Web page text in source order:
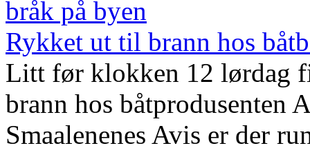
Rykket ut til brann hos
Litt før klokken 12 lørdag
brann hos båtprodusenten
Smaalenenes Avis er der